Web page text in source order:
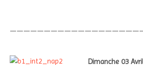
Dimanche 03